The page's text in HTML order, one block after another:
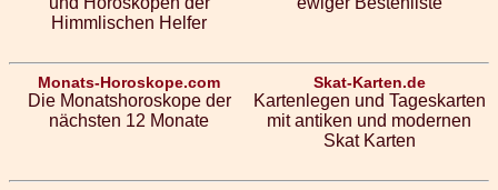
Himmlischen Helfer
Monats-Horoskope.com
Die Monatshoroskope der
nächsten 12 Monate
Skat-Karten.de
Kartenlegen und Tageskarten
mit antiken und modernen
Skat Karten